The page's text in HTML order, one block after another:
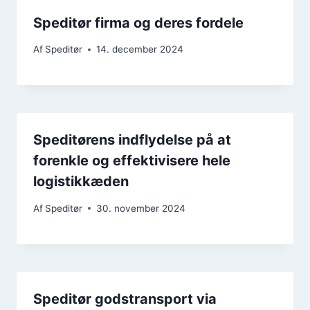
Speditør firma og deres fordele
Af Speditør 14. december 2024
Speditørens indflydelse på at
forenkle og effektivisere hele
logistikkæden
Af Speditør 30. november 2024
Speditør godstransport via